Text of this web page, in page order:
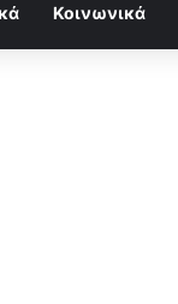
Κοινωνικά